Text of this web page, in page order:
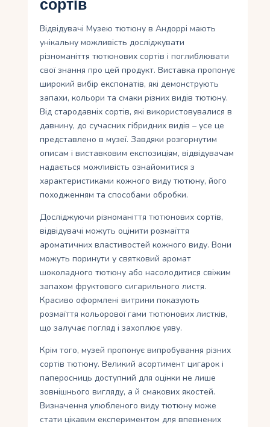
сортів
Відвідувачі Музею тютюну в Андоррі мають
унікальну можливість досліджувати
різноманіття тютюнових сортів і поглиблювати
свої знання про цей продукт. Виставка пропонує
широкий вибір експонатів, які демонструють
запахи, кольори та смаки різних видів тютюну.
Від стародавніх сортів, які використовувалися в
давнину, до сучасних гібридних видів – усе це
представлено в музеї. Завдяки розгорнутим
описам і виставковим експозиціям, відвідувачам
надається можливість ознайомитися з
характеристиками кожного виду тютюну, його
походженням та способами обробки.
Досліджуючи різноманіття тютюнових сортів,
відвідувачі можуть оцінити розмаїття
ароматичних властивостей кожного виду. Вони
можуть поринути у святковий аромат
шоколадного тютюну або насолодитися свіжим
запахом фруктового сигарильного листя.
Красиво оформлені витрини показують
розмаїття кольорової гами тютюнових листків,
що залучає погляд і захоплює уяву.
Крім того, музей пропонує випробування різних
сортів тютюну. Великий асортимент цигарок і
паперосниць доступний для оцінки не лише
зовнішнього вигляду, а й смакових якостей.
Визначення улюбленого виду тютюну може
стати цікавим експериментом для впевнених